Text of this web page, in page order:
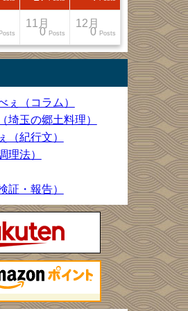
Posts
11月
0 Posts
12月
0 Posts
ぇ（コラム）
埼玉の郷土料理）
（紀行文）
理法）
証・報告）